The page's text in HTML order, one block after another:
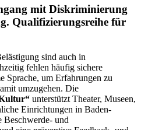
mit Diskriminierung
Qualifizierungsreihe für
sind auch in
fehlen häufig sichere
Sprache, um Erfahrungen zu
umzugehen. Die
unterstützt Theater, Museen,
Einrichtungen in Baden-
Beschwerde- und